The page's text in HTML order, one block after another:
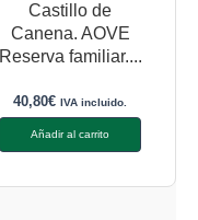
Castillo de
Canena. AOVE
Reserva familiar....
40,80€ IVA incluido.
Añadir al carrito